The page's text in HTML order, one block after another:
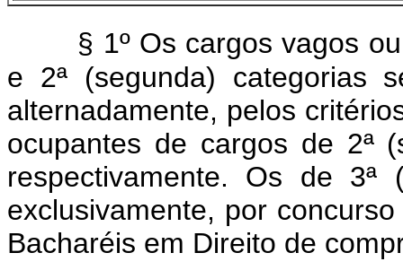
§ 1º Os cargos vagos
e 2ª (segunda) categorias
alternadamente, pelos
ocupantes de cargos de 2ª
respectivamente. Os de 3ª
exclusivamente, por
Bacharéis em Direito de